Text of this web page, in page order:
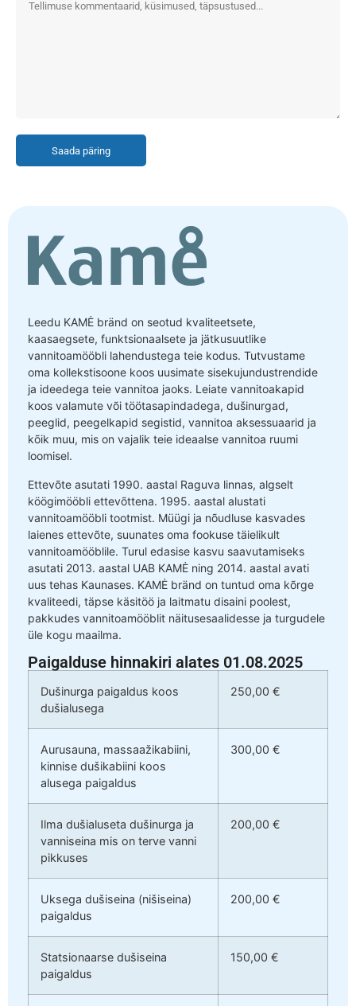
Saada päring
Leedu KAMĖ bränd on seotud kvaliteetsete,
kaasaegsete, funktsionaalsete ja jätkusuutlike
vannitoamööbli lahendustega teie kodus. Tutvustame
oma kollekstisoone koos uusimate sisekujundustrendide
ja ideedega teie vannitoa jaoks. Leiate vannitoakapid
koos valamute või töötasapindadega, dušinurgad,
peeglid, peegelkapid segistid, vannitoa aksessuaarid ja
kõik muu, mis on vajalik teie ideaalse vannitoa ruumi
loomisel.
Ettevõte asutati 1990. aastal Raguva linnas, algselt
köögimööbli ettevõttena. 1995. aastal alustati
vannitoamööbli tootmist. Müügi ja nõudluse kasvades
laienes ettevõte, suunates oma fookuse täielikult
vannitoamööblile. Turul edasise kasvu saavutamiseks
asutati 2013. aastal UAB KAMĖ ning 2014. aastal avati
uus tehas Kaunases. KAMĖ bränd on tuntud oma kõrge
kvaliteedi, täpse käsitöö ja laitmatu disaini poolest,
pakkudes vannitoamööblit näitusesaalidesse ja turgudele
üle kogu maailma.
Paigalduse hinnakiri alates 01.08.2025
Dušinurga paigaldus koos
dušialusega
250,00 €
Aurusauna, massaažikabiini,
kinnise dušikabiini koos
alusega paigaldus
300,00 €
Ilma dušialuseta dušinurga ja
vanniseina mis on terve vanni
pikkuses
200,00 €
Uksega dušiseina (nišiseina)
paigaldus
200,00 €
Statsionaarse dušiseina
paigaldus
150,00 €